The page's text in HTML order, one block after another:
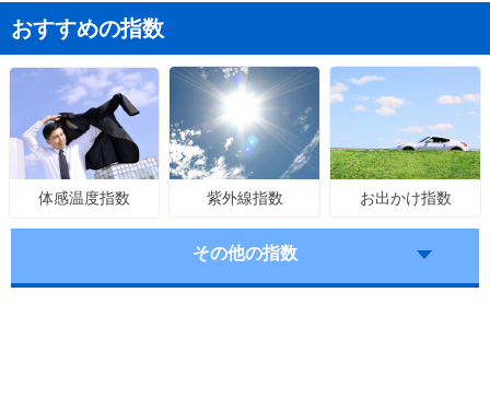
おすすめの指数
体感温度指数 紫外線指数 お出かけ指数
その他の指数